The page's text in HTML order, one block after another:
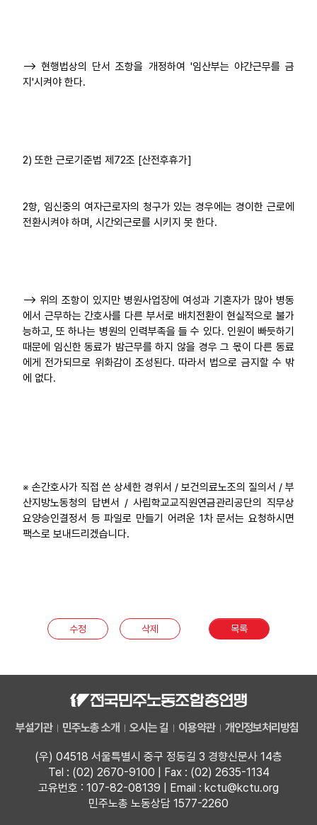
--> 현행법상의 단서 조항을 개정하여 '임산부는 야간근무를 금
지'시켜야 한다.
2) 또한 근로기준법 제72조 [산전후휴가]
2항, 임신중의 여자근로자의 청구가 있는 경우에는 경이한 근로에
전환시켜야 하며, 시간외근로를 시키지 못 한다.
--> 위의 조항이 있지만 병원사업장에 여성과 기혼자가 많아 병동
에서 근무하는 간호사를 다른 부서로 배치전환이 현실적으로 불가
능하고, 또 하나는 병원의 인력부족을 들 수 있다. 인원이 빠듯하기
때문에 임신한 동료가 밤근무를 하지 않을 경우 그 몫이 다른 동료
에게 전가되므로 위화감이 조성된다. 따라서 법으로 금지할 수 밖
에 없다.
※ 손간호사가 직접 쓴 상세한 경위서 / 보건의료노조의 질의서 / 부
산지방노동청의 답변서 / 사립학교교직원연금관리공단의 직무상
요양승인결정서 등 파일로 만들기 어려운 1차 문서는 요청하시면
팩스로 보내드리겠습니다.
수정 삭제 목록
부설기관 민주노총 소개 오시는 길 이용약관 개인정보처리방침
(우) 04518 서울특별시 중구 정동길 3 경향신문사 14층
Tel : (02) 2670-9100 | Fax : (02) 2635-1134
고유번호 : 107-82-08139 | Email : kctu@kctu.org
민주노총 노동상담 1577-2260